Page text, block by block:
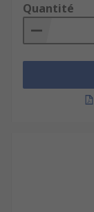
Quantité